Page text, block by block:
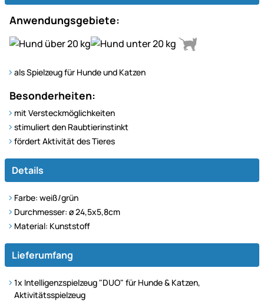
Anwendungsgebiete:
als Spielzeug für Hunde und Katzen
Besonderheiten:
mit Versteckmöglichkeiten
stimuliert den Raubtierinstinkt
fördert Aktivität des Tieres
Details
Farbe: weiß/grün
Durchmesser: ø 24,5x5,8cm
Material: Kunststoff
Lieferumfang
1x Intelligenzspielzeug "DUO" für Hunde & Katzen,
Aktivitätsspielzeug